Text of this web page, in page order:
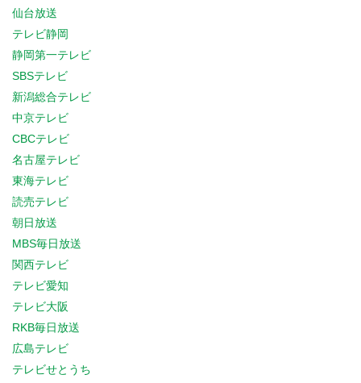
仙台放送
テレビ静岡
静岡第一テレビ
SBSテレビ
新潟総合テレビ
中京テレビ
CBCテレビ
名古屋テレビ
東海テレビ
読売テレビ
朝日放送
MBS毎日放送
関西テレビ
テレビ愛知
テレビ大阪
RKB毎日放送
広島テレビ
テレビせとうち